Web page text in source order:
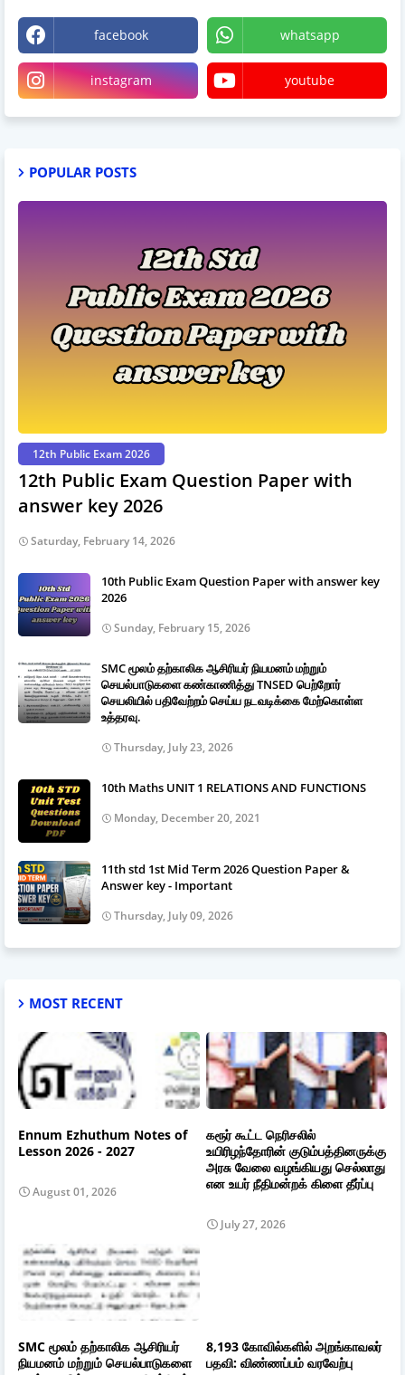
facebook whatsapp
instagram youtube
POPULAR POSTS
12th Public Exam 2026
12th Public Exam Question Paper with
answer key 2026
Saturday, February 14, 2026
10th Public Exam Question Paper with answer key
2026
Sunday, February 15, 2026
SMC மூலம் தற்காலிக ஆசிரியர் நியமனம் மற்றும்
செயல்பாடுகளை கண்காணித்து TNSED பெற்றோர்
செயலியில் பதிவேற்றம் செய்ய நடவடிக்கை மேற்கொள்ள
உத்தரவு.
Thursday, July 23, 2026
10th Maths UNIT 1 RELATIONS AND FUNCTIONS
Monday, December 20, 2021
11th std 1st Mid Term 2026 Question Paper &
Answer key - Important
Thursday, July 09, 2026
MOST RECENT
Ennum Ezhuthum Notes of
Lesson 2026 - 2027
August 01, 2026
கரூர் கூட்ட நெரிசலில்
உயிரிழந்தோரின் குடும்பத்தினருக்கு
அரசு வேலை வழங்கியது செல்லாது
என உயர் நீதிமன்றக் கிளை தீர்ப்பு
July 27, 2026
SMC மூலம் தற்காலிக ஆசிரியர்
நியமனம் மற்றும் செயல்பாடுகளை
8,193 கோவில்களில் அறங்காவலர்
பதவி: விண்ணப்பம் வரவேற்பு